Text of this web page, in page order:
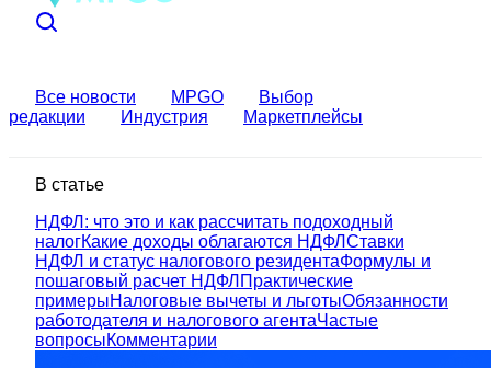
Все новости MPGO
Выбор
редакции
Индустрия Маркетплейсы
В статье
НДФЛ: что это и как рассчитать подоходный
налогКакие доходы облагаются НДФЛСтавки
НДФЛ и статус налогового резидентаФормулы и
пошаговый расчет НДФЛ Практические
примерыНалоговые вычеты и льготыОбязанности
работодателя и налогового агентаЧастые
вопросыКомментарии